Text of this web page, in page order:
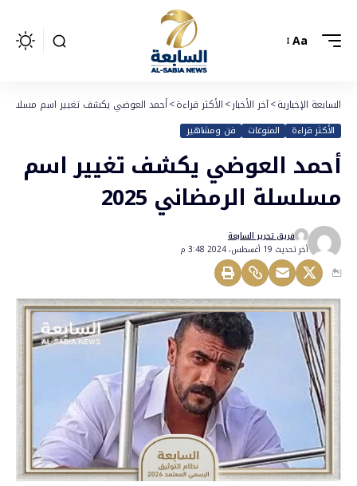
Aa
السابعة الإخبارية>آخر الأخبار>الأكثر قراءة>أحمد العوضي يكشف تغيير اسم مسلسلة
الأكثر قراءة المنوعات فن ومشاهير
أحمد العوضي يكشف تغيير اسم
مسلسلة الرمضاني 2025
أخر تحديث 19 أغسطس، 2024 3:48 م
فريق تحرير السابعة